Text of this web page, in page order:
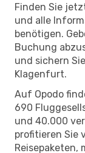
Finden Sie
und alle
benötigen.
Buchung
und sichern
Klagenfurt.
Auf Opodo
690
und 40.000
profitieren Sie
Reisepaketen,